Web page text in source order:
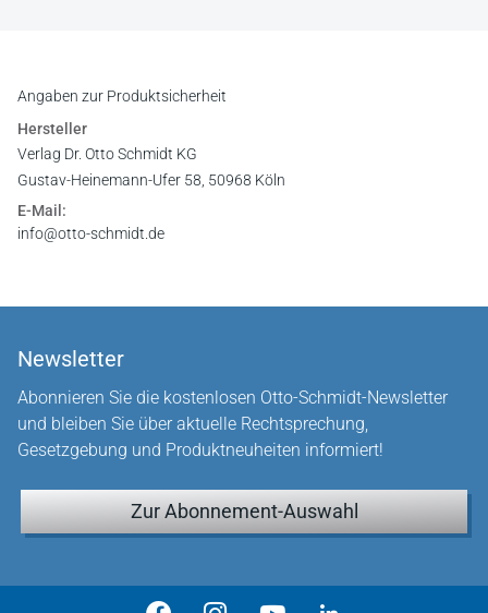
Angaben zur Produktsicherheit
Hersteller
Verlag Dr. Otto Schmidt KG
Gustav-Heinemann-Ufer 58, 50968 Köln
E-Mail:
info@otto-schmidt.de
Newsletter
Abonnieren Sie die kostenlosen Otto-Schmidt-Newsletter
und bleiben Sie über aktuelle Rechtsprechung,
Gesetzgebung und Produktneuheiten informiert!
Zur Abonnement-Auswahl